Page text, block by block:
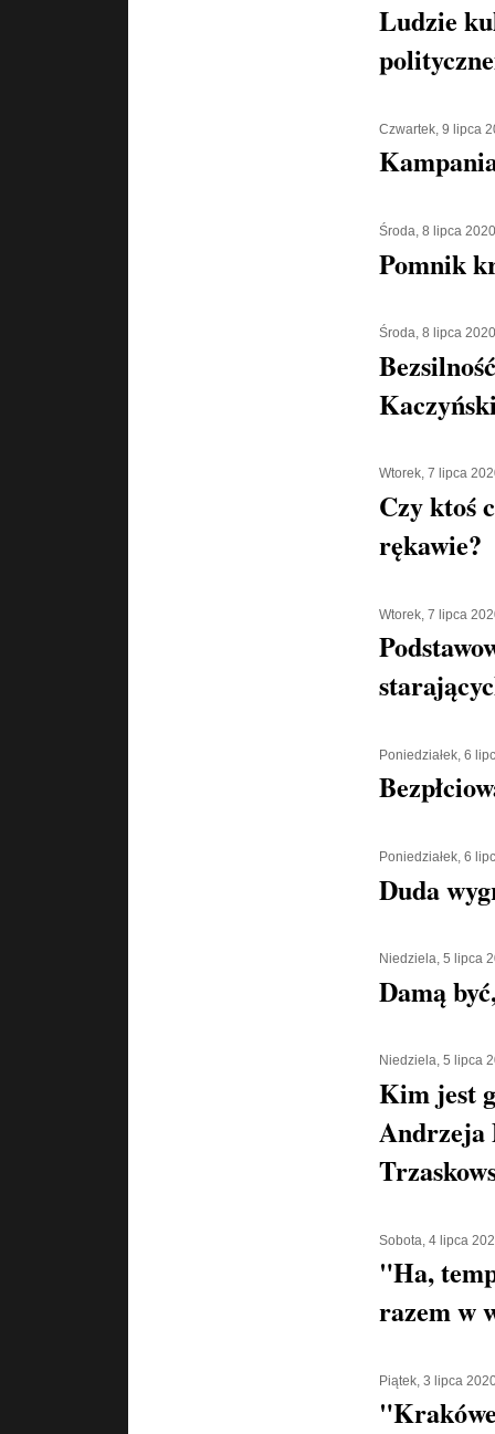
Ludzie
Czwartek, 9 lipca
Środa, 8 lipca 2020
Pomnik
Środa, 8 lipca 2020
Wtorek, 7 lipca
Czy ktoś
rękawie?
Wtorek, 7 lipca
Poniedziałek, 6
Poniedziałek, 6
Duda
Niedziela, 5 lipca
Damą
Niedziela, 5 lipca
Kim jest
Andrzeja
Sobota, 4 lipca
"Ha,
razem w
Piątek, 3 lipca